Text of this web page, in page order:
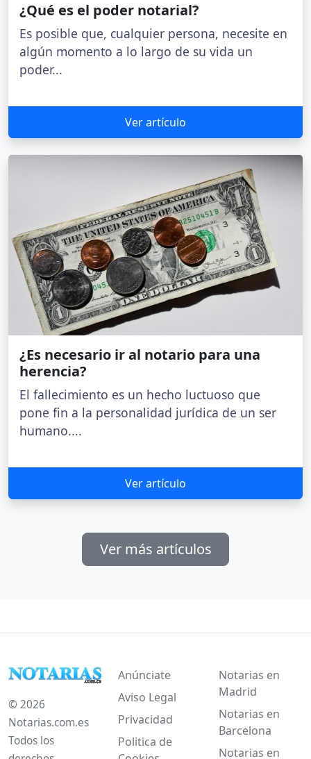
¿Qué es el poder notarial?
Es posible que, cualquier persona, necesite en
algún momento a lo largo de su vida un
poder...
Ver artículo
¿Es necesario ir al notario para una
herencia?
El fallecimiento es un hecho luctuoso que
pone fin a la personalidad jurídica de un ser
humano....
Ver artículo
Ver más artículos
© 2026
Notarias.com.es
Todos los
Anúnciate
Aviso Legal
Privacidad
Politica de
Notarias en
Madrid
Notarias en
Barcelona
Notarias en